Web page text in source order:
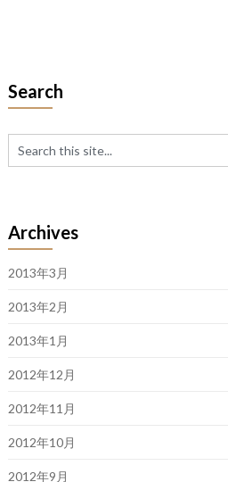
Search
Archives
2013年3月
2013年2月
2013年1月
2012年12月
2012年11月
2012年10月
2012年9月